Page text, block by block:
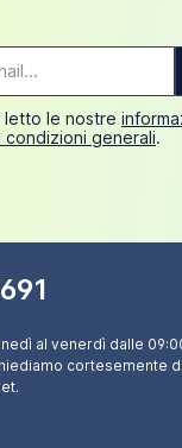
letto le nostre
condizioni generali.
al venerdì dalle
cortesemente